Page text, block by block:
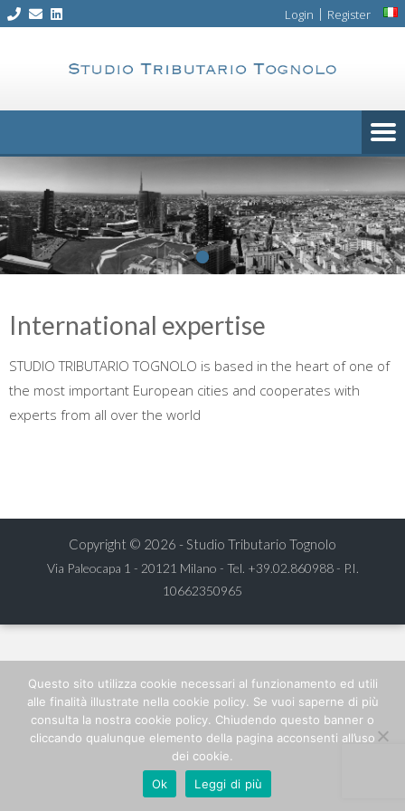
Skip
Login | Register
International expertise
STUDIO TRIBUTARIO TOGNOLO is based in the heart of one of
the most important European cities and cooperates with
experts from all over the world
Copyright © 2026 - Studio Tributario Tognolo
Via Paleocapa 1 - 20121 Milano - Tel. +39.02.860988- P.I.
10662350965
Questo sito utilizza cookie necessari al funzionamento ed utili
alle finalità illustrate nella cookie policy. Se vuoi saperne di più
consulta la nostra cookie policy. Chiudendo questo banner o
cliccando qualunque elemento della pagina acconsenti all’uso
dei cookie.
Ok
Leggi di più